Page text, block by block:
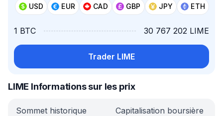
USD EUR CAD GBP JPY ETH
1 BTC 30 767 202 LIME
Trader LIME
LIME Informations sur les prix
Sommet historique Capitalisation boursière